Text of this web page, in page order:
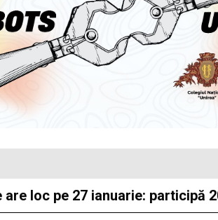
loc pe 27 ianuarie: participă